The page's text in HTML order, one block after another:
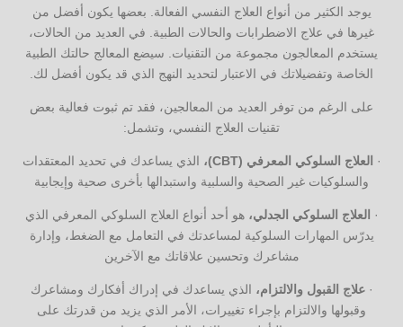
يوجد الكثير من أنواع العلاج النفسي الفعالة. بعضها يكون أفضل من
غيرها في علاج الاضطرابات والحالات الطبية. في العديد من الحالات،
يستخدم المعالجون مجموعة من التقنيات. سيضع المعالج حالتك الطبية
الخاصة وتفضيلاتك في الاعتبار لتحديد النهج الذي قد يكون أفضل لك.
على الرغم من توفر العديد من المعالجين، فقد تم ثبوت فعالية بعض
تقنيات العلاج النفسي، وتشمل:
· العلاج السلوكي المعرفي (CBT)،
الذي يساعدك في تحديد المعتقدات
والسلوكيات غير الصحية والسلبية واستبدالها بأخرى صحية وإيجابية
· العلاج السلوكي الجدلي، هو أحد أنواع العلاج السلوكي المعرفي الذي
يدرّس المهارات السلوكية لمساعدتك في التعامل مع الضغط، وإدارة
مشاعرك وتحسين علاقاتك مع الآخرين
·علاج القبول والالتزام، الذي يساعدك في إدراك أفكارك ومشاعرك
وقبولها والالتزام بإجراء تغييرات، الأمر الذي يزيد من قدرتك على